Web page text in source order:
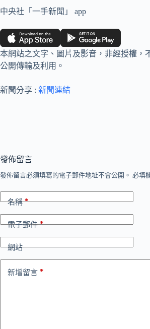
中央社「一手新聞」 app
本網站之文字、圖片及影音，非經授權，
公開傳輸及利用。
新聞分享 : 新聞連結
發佈留言
發佈留言必須填寫的電子郵件地址不會公開。 必填
名稱*
電子郵件*
網站
新增留言 *